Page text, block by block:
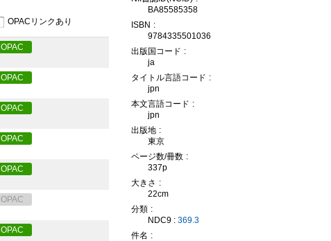
OPACリンクあり
OPAC
OPAC
OPAC
OPAC
OPAC
OPAC
OPAC
BA85585358
ISBN
9784335501036
出版国コード
ja
タイトル言語コード
jpn
本文言語コード
jpn
出版地
東京
ページ数/冊数
337p
大きさ
22cm
分類
NDC9 : 369.3
件名